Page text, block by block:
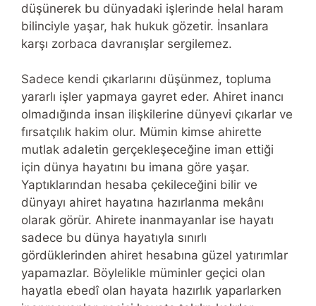
düşünerek bu dünyadaki işlerinde helal haram
bilinciyle yaşar, hak hukuk gözetir. İnsanlara
karşı zorbaca davranışlar sergilemez.
Sadece kendi çıkarlarını düşünmez, topluma
yararlı işler yapmaya gayret eder. Ahiret inancı
olmadığında insan ilişkilerine dünyevi çıkarlar ve
fırsatçılık hakim olur. Mümin kimse ahirette
mutlak adaletin gerçekleşeceğine iman ettiği
için dünya hayatını bu imana göre yaşar.
Yaptıklarından hesaba çekileceğini bilir ve
dünyayı ahiret hayatına hazırlanma mekânı
olarak görür. Ahirete inanmayanlar ise hayatı
sadece bu dünya hayatıyla sınırlı
gördüklerinden ahiret hesabına güzel yatırımlar
yapamazlar. Böylelikle müminler geçici olan
hayatla ebedî olan hayata hazırlık yaparlarken